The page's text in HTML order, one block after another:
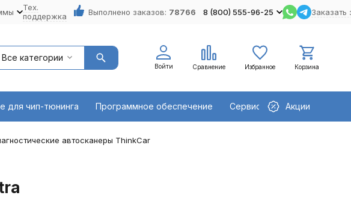
Тех.
поддержка
Выполнено заказов: 78766 8 (800) 555-96-25 Заказать
Все категории
Войти Сравнение Избранное Корзина
для чип-тюнинга Программное обеспечение Сервисное оборудование
Акции
автосканеры ThinkCar